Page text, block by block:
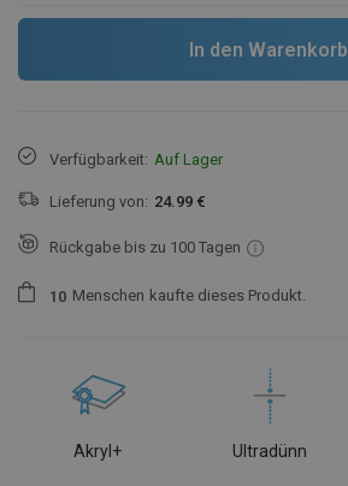
In den Warenkorb
Verfügbarkeit: Auf Lager
Lieferung von: 24.99 €
Rückgabe bis zu 100 Tagen
1 0 Menschen kaufte dieses Produkt.
Akryl+ Ultradünn